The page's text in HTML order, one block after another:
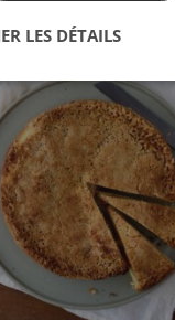
LES DÉTAILS